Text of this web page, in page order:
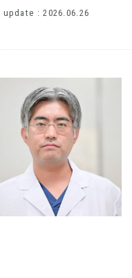
update : 2026.06.26